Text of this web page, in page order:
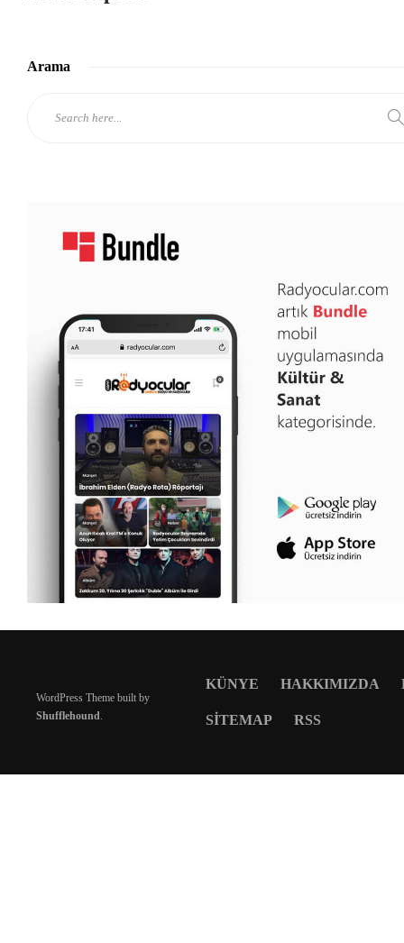
Arama
WordPress Theme built by
Shufflehound.
KÜNYE HAKKIMIZDA
SITEMAP RSS